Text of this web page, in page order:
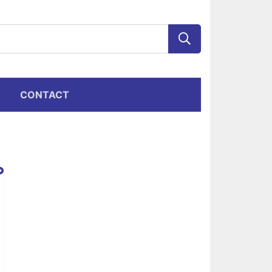
CONTACT